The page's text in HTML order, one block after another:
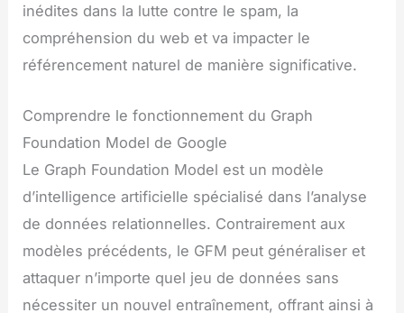
inédites dans la lutte contre le spam, la
compréhension du web et va impacter le
référencement naturel de manière significative.
Comprendre le fonctionnement du Graph
Foundation Model de Google
Le Graph Foundation Model est un modèle
d’intelligence artificielle spécialisé dans l’analyse
de données relationnelles. Contrairement aux
modèles précédents, le GFM peut généraliser et
attaquer n’importe quel jeu de données sans
nécessiter un nouvel entraînement, offrant ainsi à